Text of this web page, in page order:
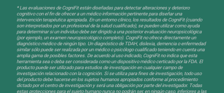
* Las evaluaciones de CogniFit están diseñadas para detectar alteraciones y deterioro
cognitivo con el fin de ofrecer a un médico información pertinente para diseñar una
intervención terapéutica apropiada. En un entorno clínico, los resultados de CogniFit (cuando
son interpretados por un profesional de la salud cualificado), se pueden utilizar como ayuda
para determinar si un individuo debe ser dirigido a una posterior evaluación neuropsicológica
(por ejemplo, un examen neuropsicológico completo). CogniFit no ofrece directamente un
diagnóstico médico de ningún tipo. Un diagnóstico de TDAH, dislexia, demencia o enfermedad
similar sólo puede ser realizada por un médico o psicólogo cualificado teniendo en cuenta una
amplia gama de posibles factores. De acuerdo al uso indicado, CogniFit no indica que esta
herramienta sea o deba ser considerada como un dispositivo médico certicado por la FDA. El
producto puede ser utilizado para estudios de investigación en cualquier campo de
investigación relacionado con la cognición. Si se utiliza para fines de investigación, todo uso
del producto debe hacerse en los sujetos humanos apropiados conforme al procedimiento
dictado por el centro de investigación y será una obligación por parte del investigador. Todas
estas protecciones para el sujeto humano nunca no podrán ser, en ningún caso, inferiores a las